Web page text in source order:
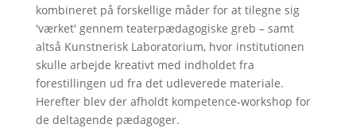
kombineret på forskellige måder for at tilegne sig
'værket' gennem teaterpædagogiske greb – samt
altså Kunstnerisk Laboratorium, hvor institutionen
skulle arbejde kreativt med indholdet fra
forestillingen ud fra det udleverede materiale.
Herefter blev der afholdt kompetence-workshop for
de deltagende pædagoger.